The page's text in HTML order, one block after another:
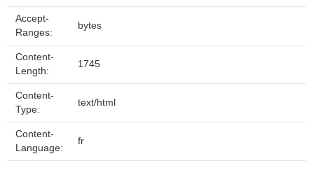
Accept-
Ranges:
bytes
Content-
Length:
1745
Content-
Type:
text/html
Content-
Language:
fr